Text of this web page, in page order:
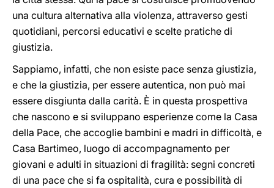
una cultura alternativa alla violenza, attraverso gesti
quotidiani, percorsi educativi e scelte pratiche di
giustizia.
Sappiamo, infatti, che non esiste pace senza giustizia,
e che la giustizia, per essere autentica, non può mai
essere disgiunta dalla carità. È in questa prospettiva
che nascono e si sviluppano esperienze come la Casa
della Pace, che accoglie bambini e madri in difficoltà, e
Casa Bartimeo, luogo di accompagnamento per
giovani e adulti in situazioni di fragilità: segni concreti
di una pace che si fa ospitalità, cura e possibilità di